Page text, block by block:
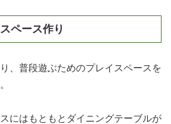
ペース作り
、普段遊ぶためのプレイスペースを
にはもともとダイニングテーブルが